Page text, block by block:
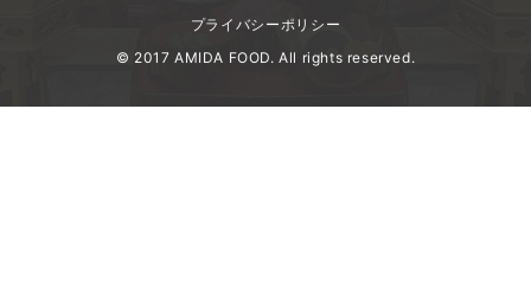
プライバシーポリシー
© 2017 AMIDA FOOD. All rights reserved.